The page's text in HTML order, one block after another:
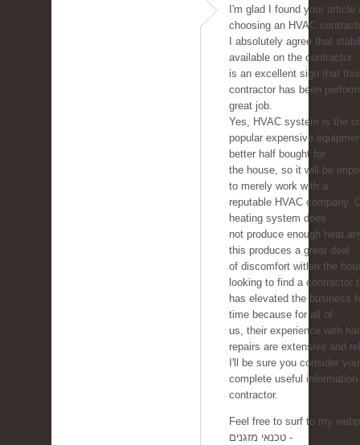
I'm glad I found your article
choosing an HVAC
I absolutely agree that
available on the contractor
is an excellent sign that this
contractor has been
great job.
Yes, HVAC system is the
popular expensive
better half bought for
the house, so it will be
to merely work with a
reputable HVAC company.
heating system does
not produce enough heat
this produces a great deal
of discomfort within the
looking to find a contractor
has elevated the business
time because for all of
us, their experience with
repairs are extensive and
I'll be sure you consider
complete useful information
contractor.
Feel free to surf to my
טכנאי מזגנים -